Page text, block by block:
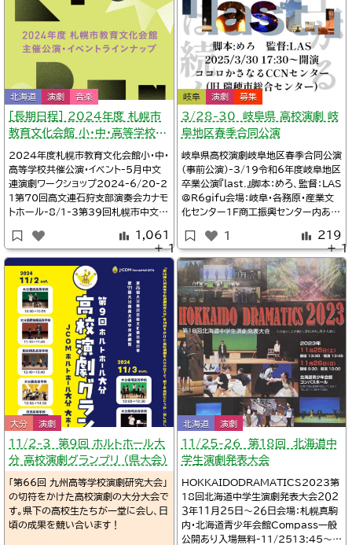
北海道 演劇 音楽
［長期日程］ 2024年度 札幌市
教育文化会館 小・中・高等学校
共催公演・イベント （北海道）
2024年度札幌市教育文化会館小・中・
高等学校共催公演・イベント-5月中文
連演劇ワークショップ2024-6/20-2
1第70回高文連石狩支部演奏会カナモ
トホール-8/1-3第39回札幌市中文連
石狩支部高校演劇発表大会札幌市教育
文化会館-10/27,11/3第76回札幌
市中学校音楽会カナモトホール-11/3
0-12/1第19回北海道中学生演劇発
表大会札幌市教育
1,061
岐阜 演劇 募集
3/28-30 岐阜県 高校演劇 岐
阜地区春季合同公演
岐阜県高校演劇岐阜地区春季合同公演
（事前公演）-3/19令和6年度岐阜地区
卒業公演『last.』脚本：めろ、監督：LAS
@R6gifu会場：岐阜・各務原・産業文
化センター1F商工振興センター内あす
和6年度岐阜地区卒業公演『last.』脚
本：めろ、監督：LAS@R6gifu2025
年3月28日～30日会場：岐阜瑞穂・コ
コロかさなるCCNセンター詳細Twitt
1 219
大分 演劇
11/2-3 第9回 ホルトホール大
分 高校演劇グランプリ （県大会）
「第66回 九州高等学校演劇研究大会」
の切符をかけた高校演劇の大分大会で
す。県下の高校生たちが一堂に会し、日
頃の成果を競い合います！
＋ 1
北海道 演劇
11/25-26 第18回 北海道中
学生演劇発表大会
HOKKAIDODRAMATICS2023第
18回北海道中学生演劇発表大会２０２
３年１１月２５日～２６日会場：札幌真駒
内・北海道青少年会館Compass一般
公開あり入場無料-11/2513:45～開
＋ 1